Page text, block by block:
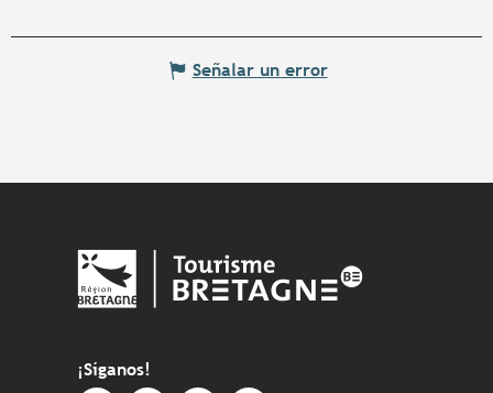
Señalar un error
¡Síganos!